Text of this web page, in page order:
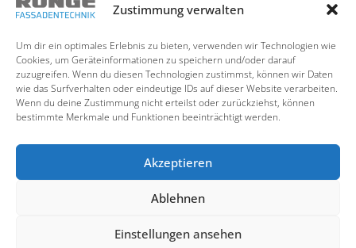
Zustimmung verwalten
Um dir ein optimales Erlebnis zu bieten, verwenden wir Technologien wie
Cookies, um Geräteinformationen zu speichern und/oder darauf
zuzugreifen. Wenn du diesen Technologien zustimmst, können wir Daten
wie das Surfverhalten oder eindeutige IDs auf dieser Website verarbeiten.
Wenn du deine Zustimmung nicht erteilst oder zurückziehst, können
bestimmte Merkmale und Funktionen beeinträchtigt werden.
Akzeptieren
Ablehnen
Einstellungen ansehen
© 2026 RONGE Fassadentechnik GmbH. Fassaden
perfekt produziert. Alle Rechte vorbehalten.
RONGE Fassadentechnik|RONGE Gewerbebau|
RONGE Fassadenbau|RONGE Karriere
1) Aus Gründen der besseren Lesbarkeit wird auf dieser Website bei
männliche Form verwendet. Entsprechende Begriffe gelten im Sinne
der Gleichbehandlung grundsätzlich für alle Geschlechter (m/w/d). Die
verkürzte Sprachform hat nur redaktionelle Gründe und beinhaltet
2) This site is not a part of the Facebook website or Facebook Inc.